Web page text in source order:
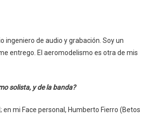
de audio y grabación. Soy un
entrego. El aeromodelismo es otra de mis
solista, y de la banda?
en mi Face personal, Humberto Fierro (Betos